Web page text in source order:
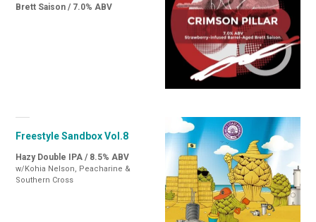
Brett Saison / 7.0% ABV
Freestyle Sandbox Vol.8
Hazy Double IPA / 8.5% ABV
w/Kohia Nelson, Peacharine &
Southern Cross